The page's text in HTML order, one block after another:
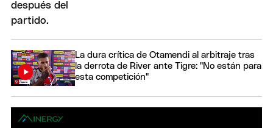
La dura crítica de Otamendi al arbitraje tras
la derrota de River ante Tigre: "No están para
esta competición"